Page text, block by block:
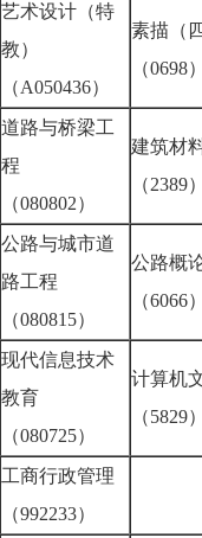
艺术设计（特
教）
（A050436）
素描（四
（0698
道路与桥梁工
程
（080802）
建筑材
（2389
公路与城市道
路工程
（080815）
公路概
（6066
现代信息技术
教育
（080725）
计算机
（5829
工商行政管理
（992233）